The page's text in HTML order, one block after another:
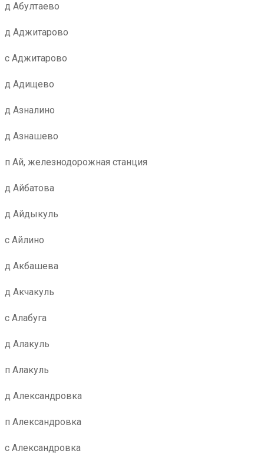
д Абултаево
д Аджитарово
с Аджитарово
д Адищево
д Азналино
д Азнашево
п Ай, железнодорожная станция
д Айбатова
д Айдыкуль
с Айлино
д Акбашева
д Акчакуль
с Алабуга
д Алакуль
п Алакуль
д Александровка
п Александровка
с Александровка